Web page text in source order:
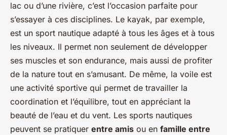
lac ou d’une rivière, c’est l’occasion parfaite pour
s’essayer à ces disciplines. Le kayak, par exemple,
est un sport nautique adapté à tous les âges et à tous
les niveaux. Il permet non seulement de développer
ses muscles et son endurance, mais aussi de profiter
de la nature tout en s’amusant. De même, la voile est
une activité sportive qui permet de travailler la
coordination et l’équilibre, tout en appréciant la
beauté de l’eau et du vent. Les sports nautiques
peuvent se pratiquer entre amis ou en famille entre